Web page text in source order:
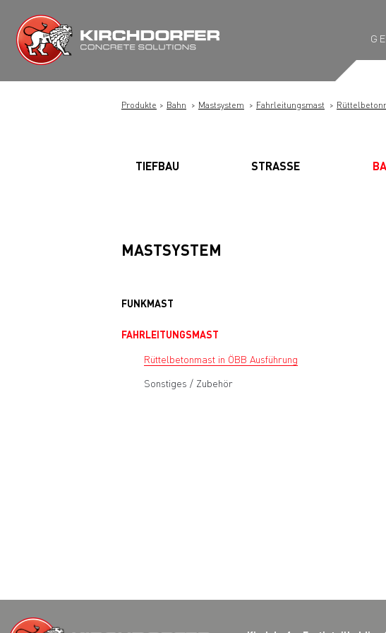
Inhalt
springen
Produkte Bahn Mastsystem Fahrleitungsmast
TIEFBAU STRASSE
MASTSYSTEM
FUNKMAST
FAHRLEITUNGSMAST
Rüttelbetonmast in ÖBB Ausführung
Sonstiges / Zubehör